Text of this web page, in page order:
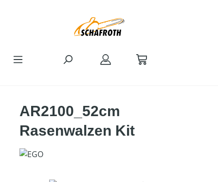
AR2100_52cm
Rasenwalzen Kit